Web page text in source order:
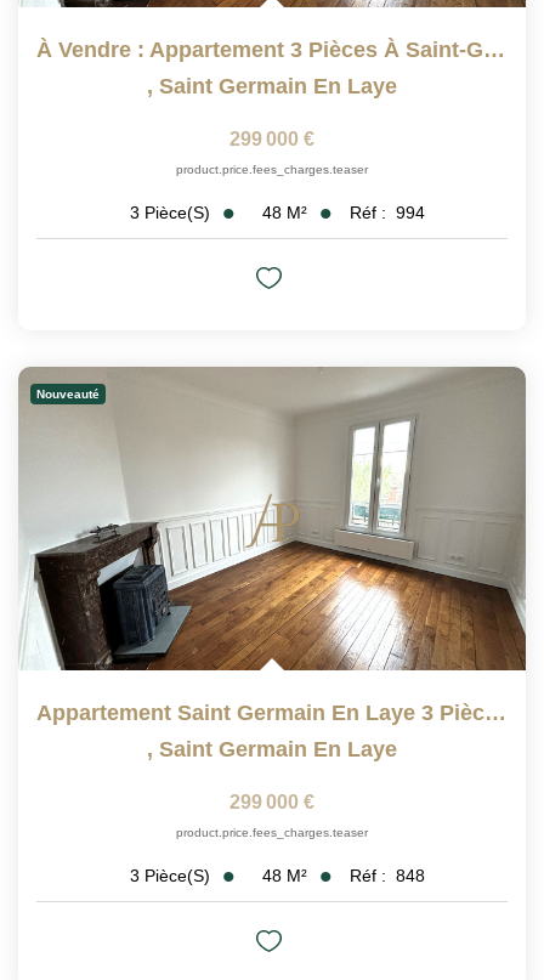
À Vendre : Appartement 3 Pièces À Saint-Germain-En-Laye
, Saint Germain En Laye
299 000 €
product.price.fees_charges.teaser
3 Pièce(s) 48 M² Réf : 994
Nouveauté
Appartement Saint Germain En Laye 3 Pièce(s) 48.23 M2
, Saint Germain En Laye
299 000 €
product.price.fees_charges.teaser
3 Pièce(s) 48 M² Réf : 848